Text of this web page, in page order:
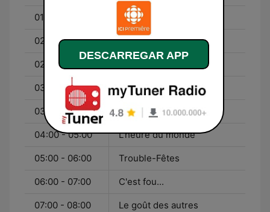
01:00 - 02:00 Aznavour... sur ma vie
02:00 - 03:00 Tricotées serrées
02:58 - 03:00 Capsule linguistique
03:00 - 04:00 Les grands entretiens
03:00 - 05:00 Médium large
04:00 - 05:00 L'heure du monde
05:00 - 06:00 Trouble-Fêtes
06:00 - 07:00 C'est fou...
07:00 - 08:00 Le goût des autres
DESCARREGAR APP